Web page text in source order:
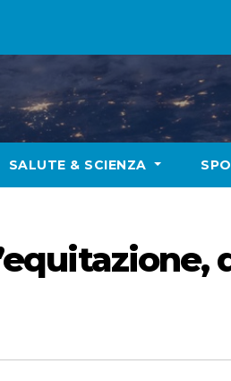
SALUTE & SCIENZA